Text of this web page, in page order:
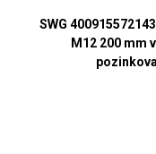
SWG
M12 200 mm